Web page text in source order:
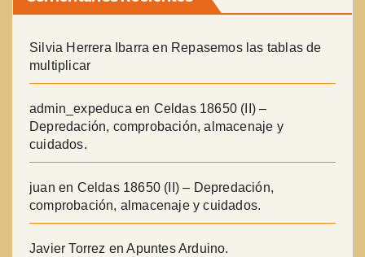
Silvia Herrera Ibarra en Repasemos las tablas de
multiplicar
admin_expeduca en Celdas 18650 (II) –
Depredación, comprobación, almacenaje y
cuidados.
juan en Celdas 18650 (II) – Depredación,
comprobación, almacenaje y cuidados.
Javier Torrez enApuntes Arduino.